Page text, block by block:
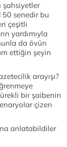
şahsiyetler
50 senedir bu
çeşitli
yardımıyla
da övün
ettiğin şeyin
arayışı?
bir şaibenin
çizen
anlatabildiler